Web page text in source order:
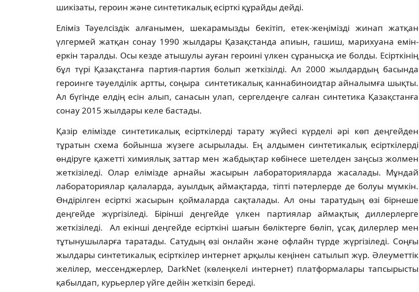
шикізаты, героин және синтетикалық есірткі құрайды дейді.
Еліміз Тәуелсіздік алғанымен, шекарамызды бекітіп, етек-жеңімізді жинап жатқан
үлгермей жатқан сонау 1990 жылдары Қазақстанда апиын, гашиш, марихуана емін-
еркін таралды. Осы кезде атышулы ауған героині үлкен сұранысқа ие болды. Есірткінің
бұл түрі Қазақстанға партия-партия болып жеткізілді. Ал 2000 жылдардың басында
героинге тәуелділік артты, соңыра синтетикалық каннабиноидтар айналымға шықты.
Ал бүгінде елдің есін алып, санасын улап, сергелдеңге салған синтетика Қазақстанға
сонау 2015 жылдары келе бастады.
Қазір елімізде синтетикалық есірткілерді тарату жүйесі күрделі әрі көп деңгейден
тұратын схема бойынша жүзеге асырылады. Ең алдымен синтетикалық есірткілерді
өндіруге қажетті химиялық заттар мен жабдықтар көбінесе шетелден заңсыз жолмен
жеткізіледі. Олар елімізде арнайы жасырын лабораторияларда жасалады. Мұндай
лабораториялар қалаларда, ауылдық аймақтарда, тіпті пәтерлерде де болуы мүмкін.
Өндірілген есірткі жасырын қоймаларда сақталады. Ал оны таратудың өзі бірнеше
деңгейде жүргізіледі. Бірінші деңгейде үлкен партиялар аймақтық диллерлерге
жеткізіледі. Ал екінші деңгейде есірткіні шағын бөліктерге бөліп, ұсақ дилерлер мен
тұтынушыларға таратады. Сатудың өзі онлайн және офлайн түрде жүргізіледі. Соңғы
жылдары синтетикалық есірткілер интернет арқылы кеңінен сатылып жүр. Әлеуметтік
желілер, мессенджерлер, DarkNet (көлеңкелі интернет) платформалары тапсырысты
қабылдап, курьерлер үйге дейін жеткізіп береді.